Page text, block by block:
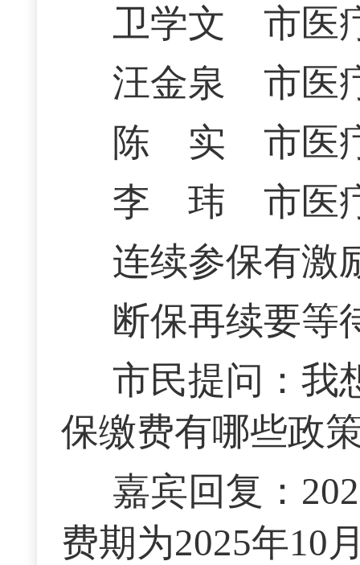
卫学文 市医
汪金泉 市医
陈 实 市医疗
李 玮 市医疗
连续参保有激
断保再续要等
市民提问：我
保缴费有哪些政
嘉宾回复：
费期为2025年10